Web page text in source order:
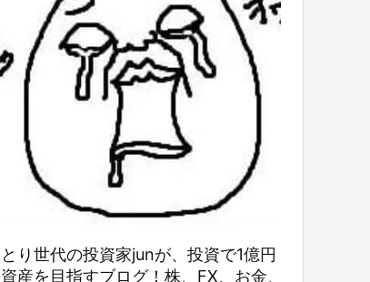
り世代の投資家junが、投資で1億円
産を目指すブログ！株、FX、お金、